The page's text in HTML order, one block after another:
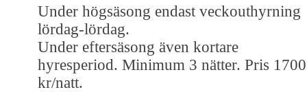
Under högsäsong endast veckouthyrning
lördag-lördag.
Under eftersäsong även kortare
hyresperiod. Minimum 3 nätter. Pris 1700
kr/natt.